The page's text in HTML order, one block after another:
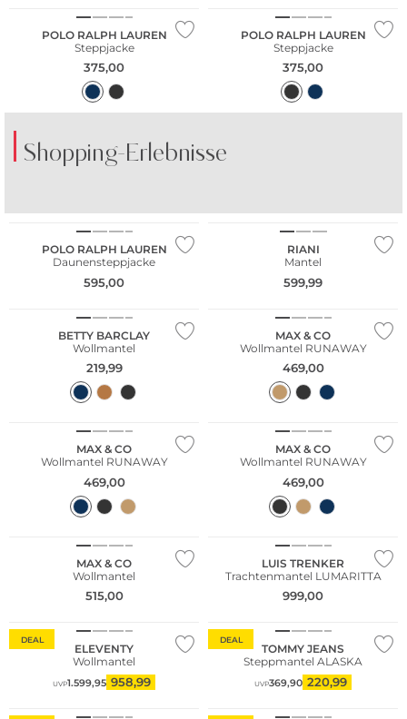
POLO RALPH LAUREN
Steppjacke
375,00
POLO RALPH LAUREN
Steppjacke
375,00
Shopping-Erlebnisse
POLO RALPH LAUREN
Daunensteppjacke
595,00
RIANI
Mantel
599,99
BETTY BARCLAY
Wollmantel
219,99
MAX & CO
Wollmantel RUNAWAY
469,00
MAX & CO
Wollmantel RUNAWAY
469,00
MAX & CO
Wollmantel RUNAWAY
469,00
MAX & CO
Wollmantel
515,00
LUIS TRENKER
Trachtenmantel LUMARITTA
999,00
DEAL
ELEVENTY
Wollmantel
UVP1.599,95 958,99
DEAL
TOMMY JEANS
Steppmantel ALASKA
UVP369,90 220,99
Große Größen